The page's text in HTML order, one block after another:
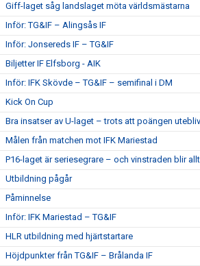
Giff-laget såg landslaget möta världsmästarna
Inför: TG&IF – Alingsås IF
Inför: Jonsereds IF – TG&IF
Biljetter IF Elfsborg - AIK
Inför: IFK Skövde – TG&IF – semifinal i DM
Kick On Cup
Bra insatser av U-laget – trots att poängen
Målen från matchen mot IFK Mariestad
P16-laget är seriesegrare – och vinstraden blir
Utbildning pågår
Påminnelse
Inför: IFK Mariestad – TG&IF
HLR utbildning med hjärtstartare
Höjdpunkter från TG&IF – Brålanda IF